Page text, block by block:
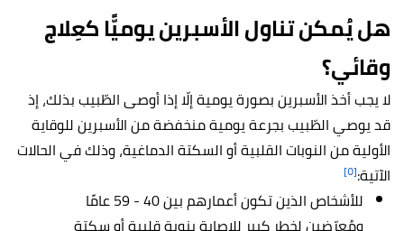
هل يُمكن تناول الأسبرين يوميًّا كعِلاج
وقائي؟
لا يجب أخذ الأسبرين بصورة يومية إلّا إذا أوصى الطّبيب بذلك، إذ
قد يوصي الطّبيب بجرعة يومية منخفضة من الأسبرين للوقاية
الأولية من النوبات القلبية أو السكتة الدماغية، وذلك في الحالات
الآتية:[٥]
للأشخاص الذين تكون أعمارهم بين 40 - 59 عامًا